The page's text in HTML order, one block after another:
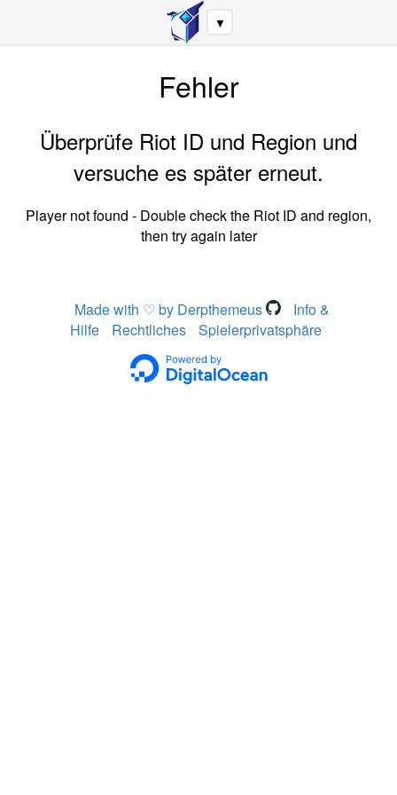
▼
Fehler
Überprüfe Riot ID und Region und
versuche es später erneut.
Player not found - Double check the Riot ID and region,
then try again later
Made with ♡ by Derpthemeus
Info &
Hilfe
Rechtliches Spielerprivatsphäre